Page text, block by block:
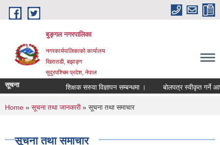
Skip to main content
बुङ्गल नगरपालिका
नगरकार्यपालिकाको कार्यालय
खिरातडी, बझाङ्ग
सुदुरपश्चिम प्रदेश, नेपाल
सूचना शिक्षक सरुवा विज्ञापन सम्बन्धमा । बोलपत्र स्वीकृत गर्ने
You are here
Home » सूचना तथा जानकारी» सूचना तथा समाचार
सूचना तथा समाचार